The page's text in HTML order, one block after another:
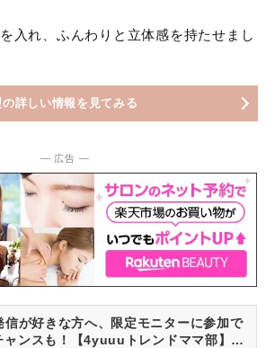
入れ、ふんわりと立体感を持たせまし
の詳しい情報を見てみる
― 広告 ―
信が好きな方へ、限定モニターに参加で
ャンスも！【4yuuuトレンドママ部】部